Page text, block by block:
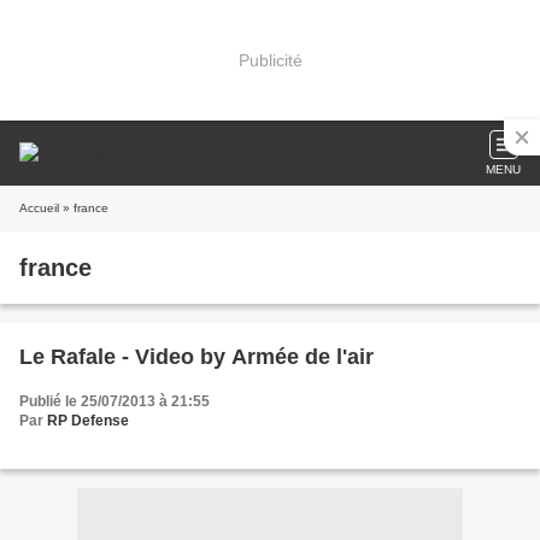
Publicité
MENU
Accueil » france
france
Le Rafale - Video by Armée de l'air
Publié le 25/07/2013 à 21:55
Par RP Defense